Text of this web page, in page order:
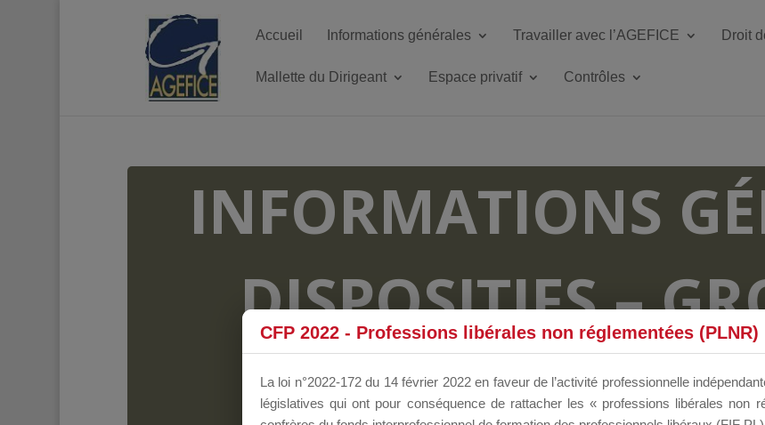
Accueil Informations générales Travailler avec l’AGEFICE Droit
Mallette du Dirigeant Espace privatif Contrôles
INFORMATIONS
DISPOSITIFS –
FORUM
CFP 2022 - Professions libérales non réglementées (PLNR)
La loi n°2022-172 du 14 février 2022 en faveur de l’activité professionnelle
législatives qui ont pour conséquence de rattacher les « professions libérales non